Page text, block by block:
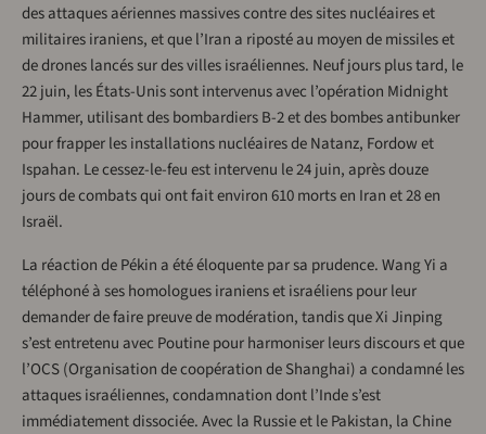
des attaques aériennes massives contre des sites nucléaires et
militaires iraniens, et que l’Iran a riposté au moyen de missiles et
de drones lancés sur des villes israéliennes. Neuf jours plus tard, le
22 juin, les États-Unis sont intervenus avec l’opération Midnight
Hammer, utilisant des bombardiers B-2 et des bombes antibunker
pour frapper les installations nucléaires de Natanz, Fordow et
Ispahan. Le cessez-le-feu est intervenu le 24 juin, après douze
jours de combats qui ont fait environ 610 morts en Iran et 28 en
Israël.
La réaction de Pékin a été éloquente par sa prudence. Wang Yi a
téléphoné à ses homologues iraniens et israéliens pour leur
demander de faire preuve de modération, tandis que Xi Jinping
s’est entretenu avec Poutine pour harmoniser leurs discours et que
l’OCS (Organisation de coopération de Shanghai) a condamné les
attaques israéliennes, condamnation dont l’Inde s’est
immédiatement dissociée. Avec la Russie et le Pakistan, la Chine